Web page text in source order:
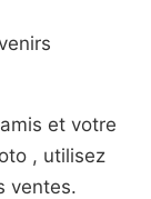
et votre
, utilisez
ventes.